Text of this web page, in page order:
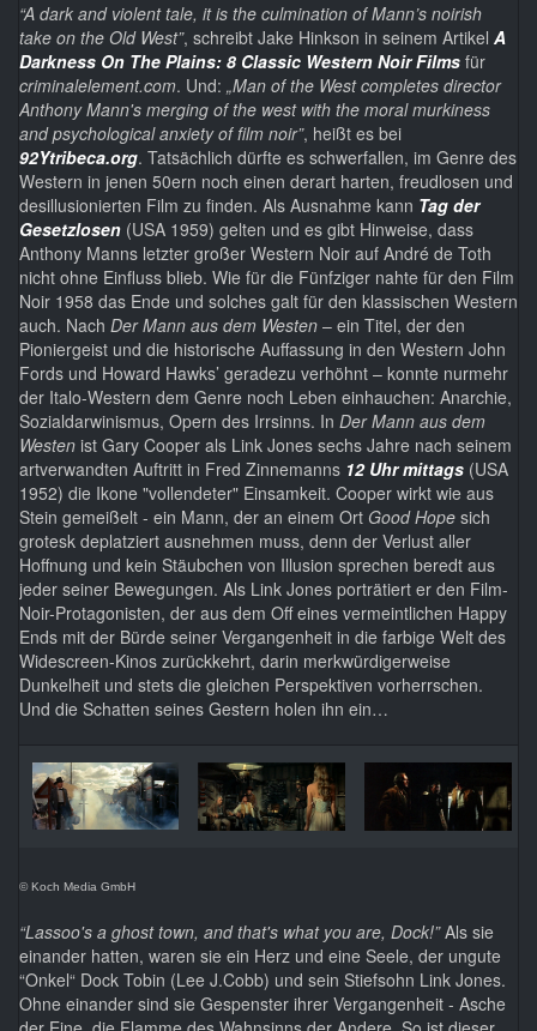
“A dark and violent tale, it is the culmination of Mann’s noirish
take on the Old West”, schreibt Jake Hinkson in seinem Artikel A
Darkness On The Plains: 8 Classic Western Noir Films für
criminalelement.com. Und: „Man of the West completes director
Anthony Mann's merging of the west with the moral murkiness
and psychological anxiety of film noir”, heißt es bei
92Ytribeca.org. Tatsächlich dürfte es schwerfallen, im Genre des
Western in jenen 50ern noch einen derart harten, freudlosen und
desillusionierten Film zu finden. Als Ausnahme kann Tag der
Gesetzlosen (USA 1959) gelten und es gibt Hinweise, dass
Anthony Manns letzter großer Western Noir auf André de Toth
nicht ohne Einfluss blieb. Wie für die Fünfziger nahte für den Film
Noir 1958 das Ende und solches galt für den klassischen Western
auch. Nach Der Mann aus dem Westen – ein Titel, der den
Pioniergeist und die historische Auffassung in den Western John
Fords und Howard Hawks’ geradezu verhöhnt – konnte nurmehr
der Italo-Western dem Genre noch Leben einhauchen: Anarchie,
Sozialdarwinismus, Opern des Irrsinns. In Der Mann aus dem
Westen ist Gary Cooper als Link Jones sechs Jahre nach seinem
artverwandten Auftritt in Fred Zinnemanns 12 Uhr mittags (USA
1952) die Ikone "vollendeter" Einsamkeit. Cooper wirkt wie aus
Stein gemeißelt - ein Mann, der an einem Ort Good Hope sich
grotesk deplatziert ausnehmen muss, denn der Verlust aller
Hoffnung und kein Stäubchen von Illusion sprechen beredt aus
jeder seiner Bewegungen. Als Link Jones porträtiert er den Film-
Noir-Protagonisten, der aus dem Off eines vermeintlichen Happy
Ends mit der Bürde seiner Vergangenheit in die farbige Welt des
Widescreen-Kinos zurückkehrt, darin merkwürdigerweise
Dunkelheit und stets die gleichen Perspektiven vorherrschen.
Und die Schatten seines Gestern holen ihn ein…
© Koch Media GmbH
“Lassoo's a ghost town, and that's what you are, Dock!”Als sie
einander hatten, waren sie ein Herz und eine Seele, der ungute
“Onkel“ Dock Tobin (Lee J.Cobb) und sein Stiefsohn Link Jones.
Ohne einander sind sie Gespenster ihrer Vergangenheit - Asche